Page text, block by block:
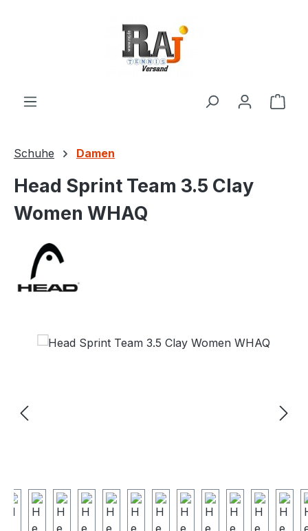
Schuhe Damen
Head Sprint Team 3.5 Clay
Women WHAQ
Bildergalerie überspringen